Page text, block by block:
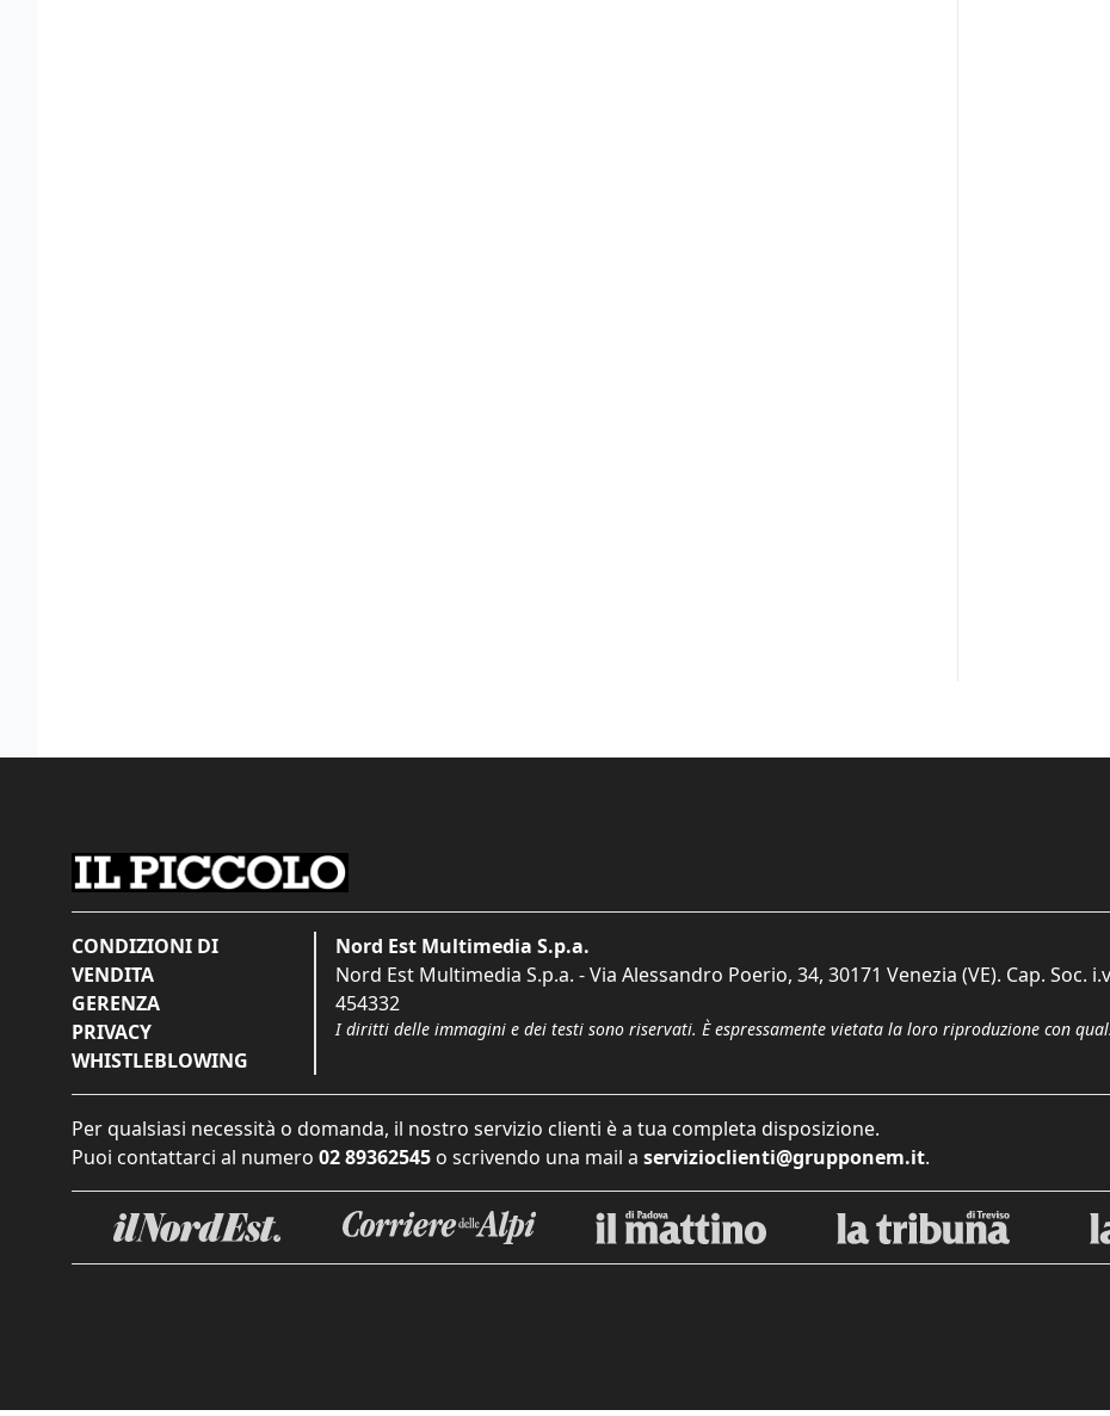
CONDIZIONI DI
VENDITA
GERENZA
PRIVACY
WHISTLEBLOWING
Nord Est Multimedia S.p.a.
Nord Est Multimedia S.p.a. - Via Alessandro Poerio, 34, 30171 Venezia (VE). Cap. Soc.
454332
I diritti delle immagini e dei testi sono riservati. È espressamente vietata la loro riproduzione con
Per qualsiasi necessità o domanda, il nostro servizio clienti è a tua completa disposizione.
Puoi contattarci al numero 02 89362545 o scrivendo una mail a servizioclienti@grupponem.it.